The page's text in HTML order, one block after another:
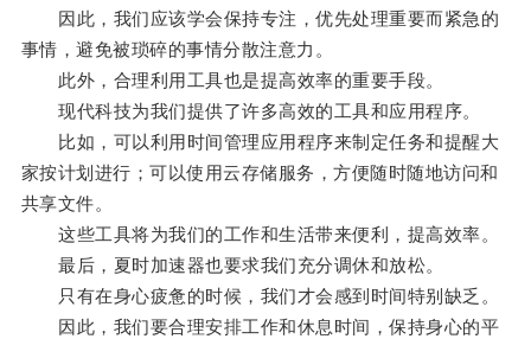
因此，我们应该学会保持专注，优先处理重要而紧急的
事情，避免被琐碎的事情分散注意力。
此外，合理利用工具也是提高效率的重要手段。
现代科技为我们提供了许多高效的工具和应用程序。
比如，可以利用时间管理应用程序来制定任务和提醒大
家按计划进行；可以使用云存储服务，方便随时随地访问和
共享文件。
这些工具将为我们的工作和生活带来便利，提高效率。
最后，夏时加速器也要求我们充分调休和放松。
只有在身心疲惫的时候，我们才会感到时间特别缺乏。
因此，我们要合理安排工作和休息时间，保持身心的平